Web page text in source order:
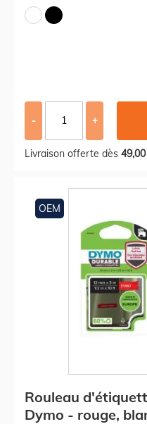
- +
Livraison offerte dès
OEM
Rouleau
Dymo - rouge,